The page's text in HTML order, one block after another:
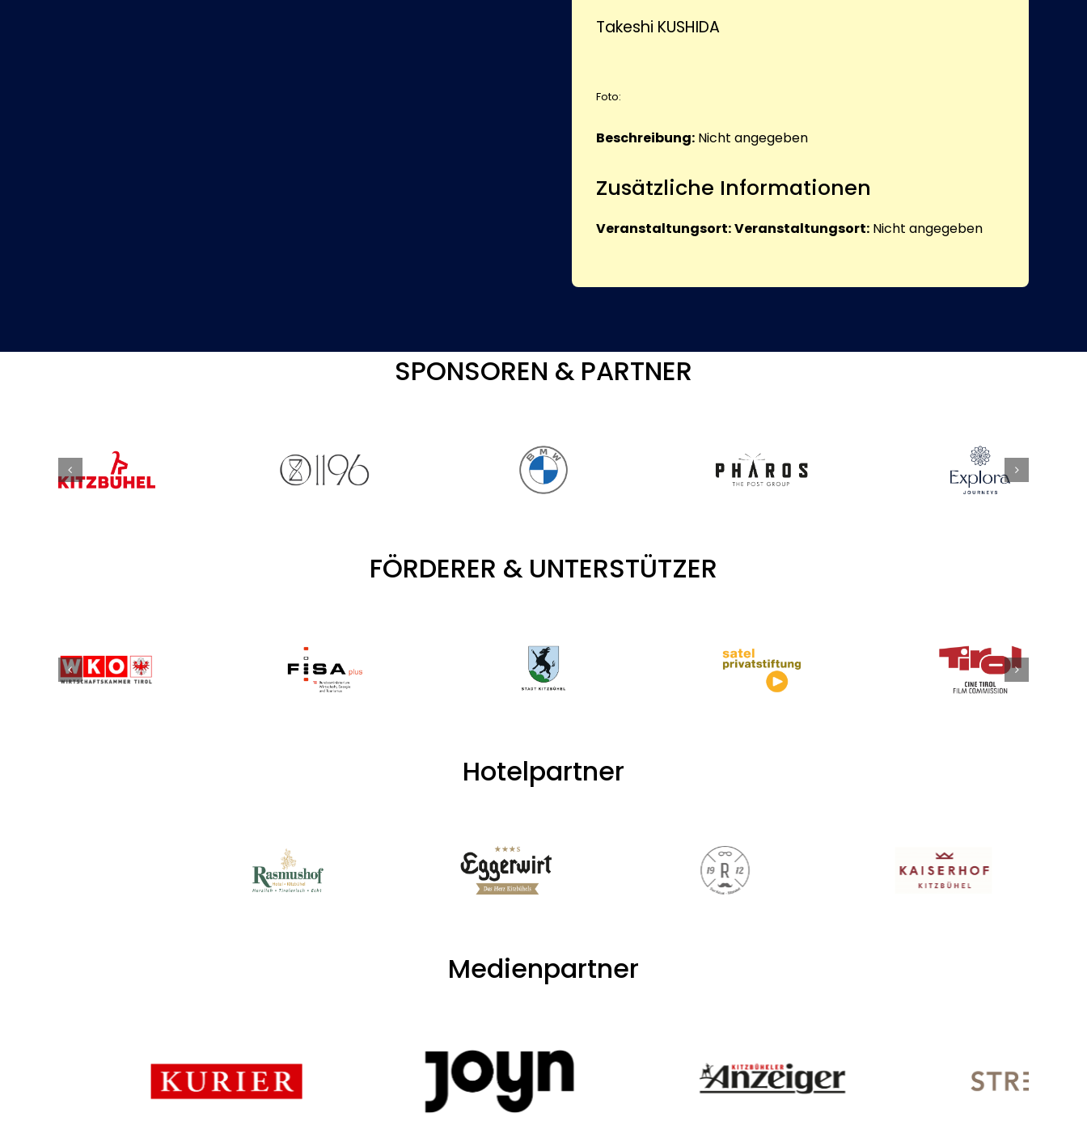
Takeshi KUSHIDA
Foto:
Beschreibung: Nicht angegeben
Zusätzliche Informationen
Veranstaltungsort:Veranstaltungsort: Nicht angegeben
SPONSOREN & PARTNER
FÖRDERER & UNTERSTÜTZER
Hotelpartner
Medienpartner